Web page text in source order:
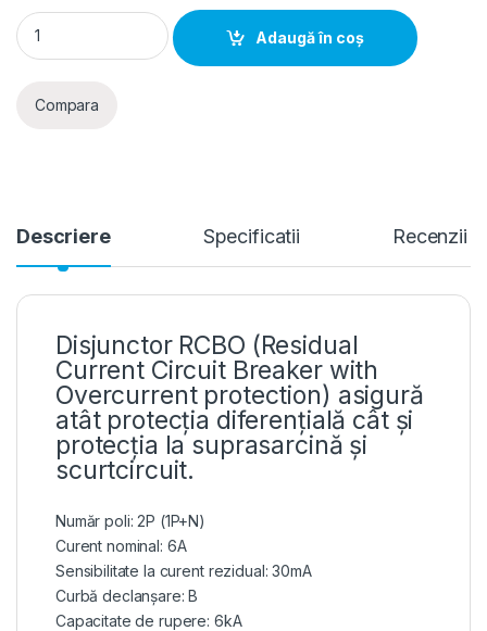
Hager RCBO- Disjunctor diferential 2P (1P+N), 6A, 30mA,
Adaugă în coș
Compara
Descriere Specificatii Recenzii
Disjunctor RCBO (Residual
Current Circuit Breaker with
Overcurrent protection) asigură
atât protecția diferențială cât și
protecția la suprasarcină și
scurtcircuit.
Număr poli: 2P (1P+N)
Curent nominal: 6A
Sensibilitate la curent rezidual: 30mA
Curbă declanșare: B
Capacitate de rupere: 6kA